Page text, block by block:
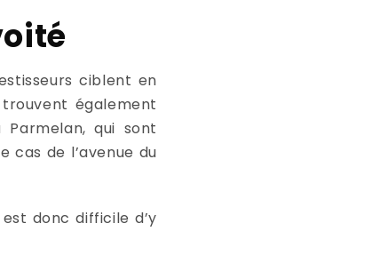
ciblent en
également
qui sont
cas de l’avenue du
donc difficile d’y